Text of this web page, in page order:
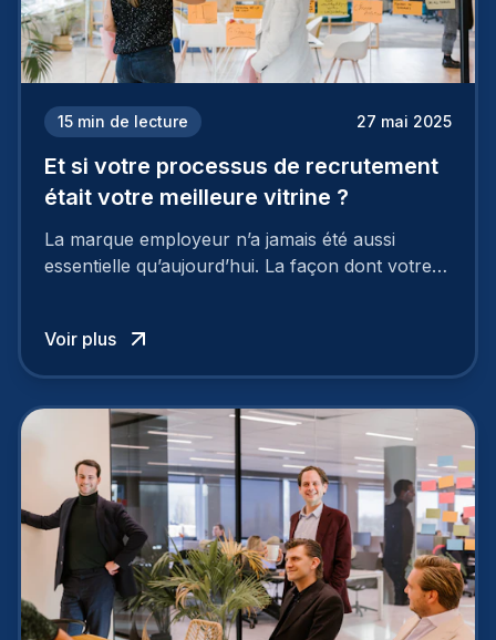
15 min de lecture 27 mai 2025
Et si votre processus de recrutement
était votre meilleure vitrine ?
La marque employeur n’a jamais été aussi
essentielle qu’aujourd’hui. La façon dont votre
à perdre les meilleurs profils.
Voir plus